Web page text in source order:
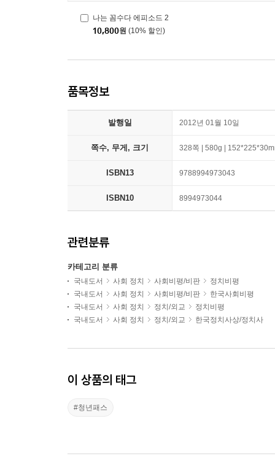
나는 꼼수다 에피소드 2
10,800원 (10% 할인)
품목정보
발행일 2012년 01월 10일
쪽수, 무게, 크기 328쪽 | 580g |
ISBN13 9788994973043
ISBN10 8994973044
관련분류
카테고리 분류
국내도서 사회 정치 사회비평/비판
정치비평
국내도서
사회 정치 사회비평/비판
한국사회비평
국내도서
사회 정치 정치/외교
정치비평
국내도서
사회 정치 정치/외교 한국정치사상/정치사
이 상품의 태그
#청년패스